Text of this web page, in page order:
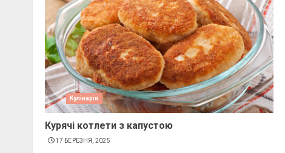
Кулінарія
Курячі котлети з капустою
17 БЕРЕЗНЯ, 2025